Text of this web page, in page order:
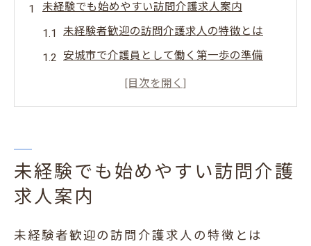
未経験でも始めやすい訪問介護求人案内
未経験者歓迎の訪問介護求人の特徴とは
安城市で介護員として働く第一歩の準備
訪問介護求人の応募前に押さえたいポイン
安城市で叶える介護員としての新しい働き方
柔軟なシフト制で実現する働き方改革
未経験でも始めやすい訪問介護
求人案内
未経験者歓迎の訪問介護求人の特徴とは